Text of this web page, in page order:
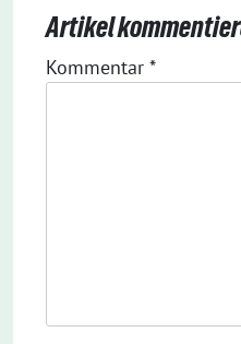
Artikel
Kommentar *